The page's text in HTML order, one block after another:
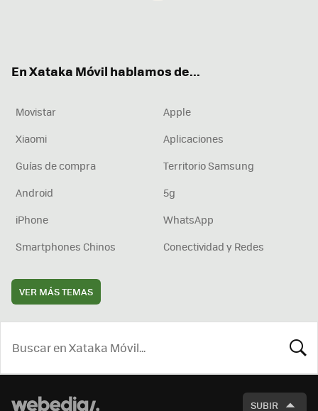
En Xataka Móvil hablamos de...
Movistar
Apple
Xiaomi
Aplicaciones
Guías de compra
Territorio Samsung
Android
5g
iPhone
WhatsApp
Smartphones Chinos
Conectividad y Redes
VER MÁS TEMAS
SUBIR